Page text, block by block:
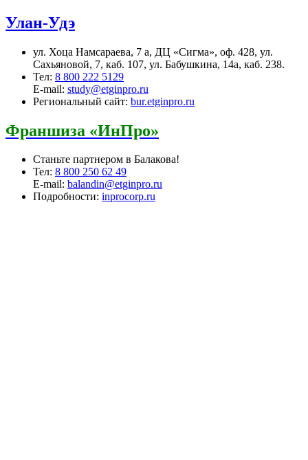
Улан-Удэ
ул. Хоца Намсараева, 7 а, ДЦ «Сигма», оф. 428, ул.
Сахьяновой, 7, каб. 107, ул. Бабушкина, 14а, каб. 238.
Тел: 8 800 222 5129
E-mail: study@etginpro.ru
Региональный сайт: bur.etginpro.ru
Франшиза «ИнПро»
Станьте партнером в Балакова!
Тел: 8 800 250 62 49
E-mail: balandin@etginpro.ru
Подробности: inprocorp.ru